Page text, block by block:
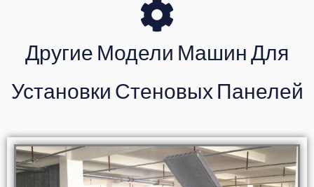
Другие Модели Машин Для
Установки Стеновых Панелей